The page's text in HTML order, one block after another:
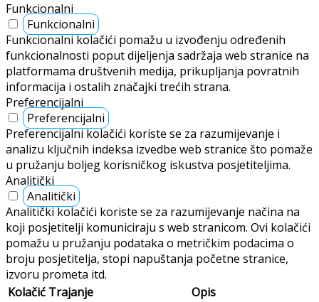
Funkcionalni
Funkcionalni
Funkcionalni kolačići pomažu u izvođenju određenih
funkcionalnosti poput dijeljenja sadržaja web stranice na
platformama društvenih medija, prikupljanja povratnih
informacija i ostalih značajki trećih strana.
Preferencijalni
Preferencijalni
Preferencijalni kolačići koriste se za razumijevanje i
analizu ključnih indeksa izvedbe web stranice što pomaže
u pružanju boljeg korisničkog iskustva posjetiteljima.
Analitički
Analitički
Analitički kolačići koriste se za razumijevanje načina na
koji posjetitelji komuniciraju s web stranicom. Ovi kolačići
pomažu u pružanju podataka o metričkim podacima o
broju posjetitelja, stopi napuštanja početne stranice,
izvoru prometa itd.
Kolačić Trajanje Opis